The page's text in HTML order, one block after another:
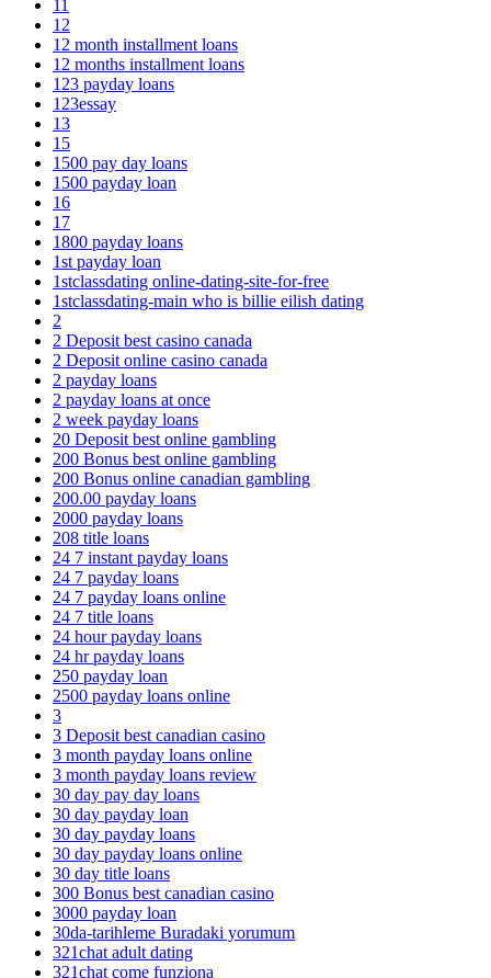
11
12
12 month installment loans
12 months installment loans
123 payday loans
123essay
13
15
1500 pay day loans
1500 payday loan
16
17
1800 payday loans
1st payday loan
1stclassdating online-dating-site-for-free
1stclassdating-main who is billie eilish dating
2
2 Deposit best casino canada
2 Deposit online casino canada
2 payday loans
2 payday loans at once
2 week payday loans
20 Deposit best online gambling
200 Bonus best online gambling
200 Bonus online canadian gambling
200.00 payday loans
2000 payday loans
208 title loans
24 7 instant payday loans
24 7 payday loans
24 7 payday loans online
24 7 title loans
24 hour payday loans
24 hr payday loans
250 payday loan
2500 payday loans online
3
3 Deposit best canadian casino
3 month payday loans online
3 month payday loans review
30 day pay day loans
30 day payday loan
30 day payday loans
30 day payday loans online
30 day title loans
300 Bonus best canadian casino
3000 payday loan
30da-tarihleme Buradaki yorumum
321chat adult dating
321chat come funziona